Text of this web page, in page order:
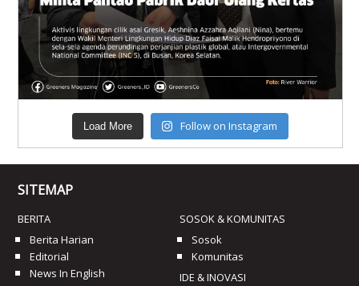
Load More Follow on Instagram
SITEMAP
BERITA
Berita Harian
Editorial
News In English
SOSOK & KOMUNITAS
Sosok
Komunitas
IDE & INOVASI